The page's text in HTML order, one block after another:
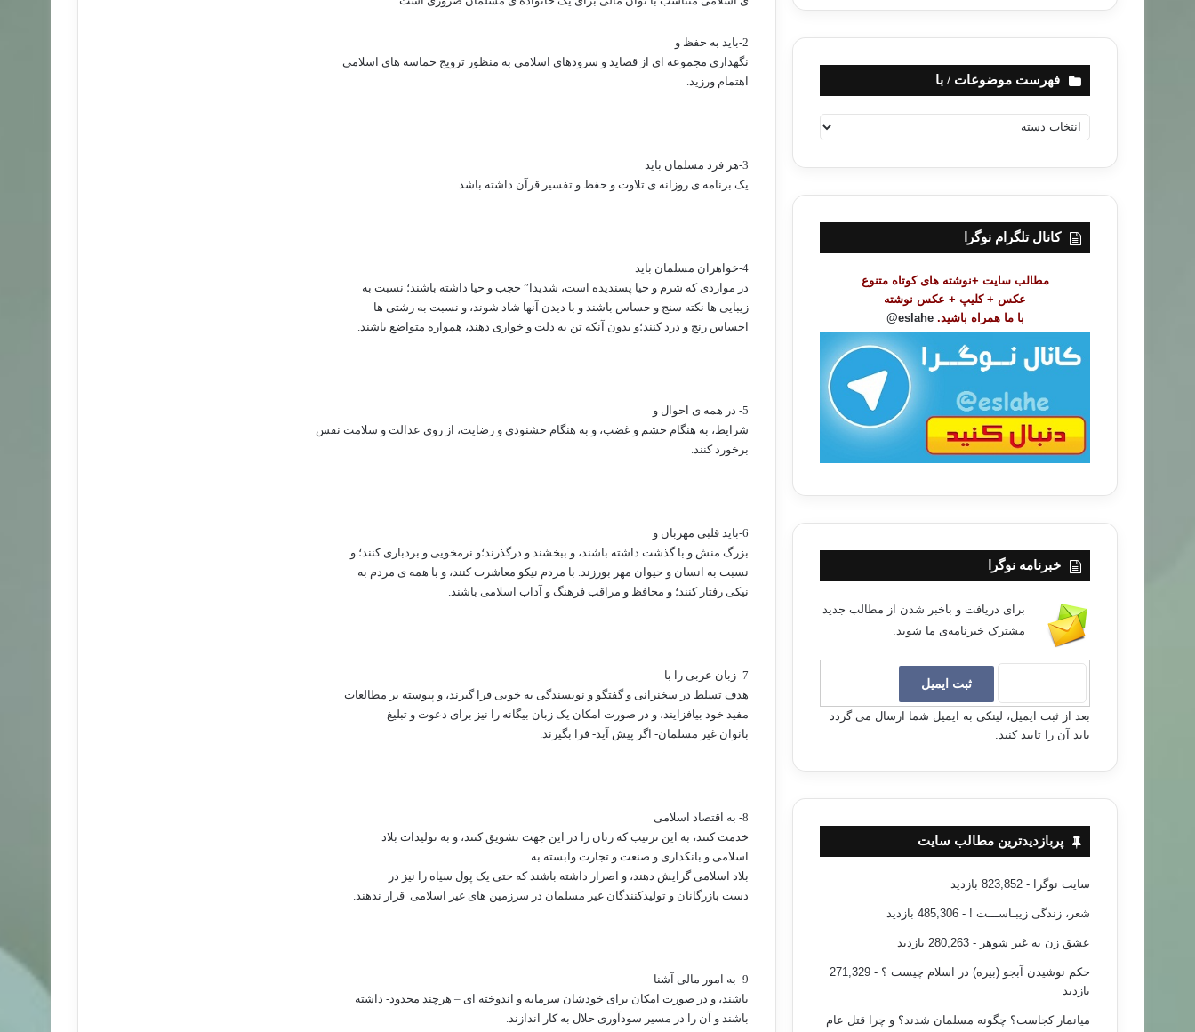
2-باید به حفظ و
نگهداری مجموعه ای از قصاید و سرودهای اسلامی به منظور ترویج حماسه های اسلامی
اهتمام ورزید.
3-هر فرد مسلمان باید
یک برنامه ی روزانه ی تلاوت و حفظ و تفسیر قرآن داشته باشد.
4-خواهران مسلمان باید
در مواردی که شرم و حیا پسندیده است، شدیدا” حجب و حیا داشته باشند؛ نسبت به
زیبایی ها نکته سنج و حساس باشند و با دیدن آنها شاد شوند، و نسبت به زشتی ها
احساس رنج و درد کنند؛و بدون آنکه تن به ذلت و خواری دهند، همواره متواضع باشند.
5- در همه ی احوال و
شرایط، به هنگام خشم و غضب، و به هنگام خشنودی و رضایت، از روی عدالت و سلامت نفس
برخورد کنند.
6-باید قلبی مهربان و
بزرگ منش و با گذشت داشته باشند، و ببخشند و درگذرند؛و نرمخویی و بردباری کنند؛ و
نسبت به انسان و حیوان مهر بورزند. با مردم نیکو معاشرت کنند، و با همه ی مردم به
نیکی رفتار کنند؛ و محافظ و مراقب فرهنگ و آداب اسلامی باشند.
7- زبان عربی را با
هدف تسلط در سخنرانی و گفتگو و نویسندگی به خوبی فرا گیرند، و پیوسته بر مطالعات
مفید خود بیافزایند، و در صورت امکان یک زبان بیگانه را نیز برای دعوت و تبلیغ
بانوان غیر مسلمان- اگر پیش آید- فرا بگیرند.
8- به اقتصاد اسلامی
خدمت کنند، به این ترتیب که زنان را در این جهت تشویق کنند، و به تولیدات بلاد
اسلامی و بانکداری و صنعت و تجارت وابسته به
بلاد اسلامی گرایش دهند، و اصرار داشته باشند که حتی یک پول سیاه را نیز در
دست بازرگانان و تولیدکنندگان غیر مسلمان در سرزمین های غیر اسلامی قرار ندهند.
9- به امور مالی آشنا
باشند، و در صورت امکان برای خودشان سرمایه و اندوخته ای – هرچند محدود- داشته
باشند و آن را در مسیر سودآوری حلال به کار اندازند.
فهرست موضوعات / با
ه
ت
ض
کانال تلگرام نوگرا
مطالب سایت +نوشته های کوتاه متنوع
عکس + کلیپ + عکس نوشته
با ما همراه باشید. eslahe@
خبرنامه نوگرا
برای دریافت و باخبر شدن از مطالب جدید
مشترک خبرنامه‌ی ما شوید.
بعد از ثبت ایمیل، لینکی به ایمیل شما ارسال می گردد
باید آن را تایید کنید.
پربازدیدترین مطالب سایت
سایت نوگرا - 823,852 بازدید
شعر، زندگی زیبـاســـت ! - 485,306 بازدید
عشق زن به غیر شوهر - 280,263 بازدید
حکم نوشیدن آبجو (بیره) در اسلام چیست ؟
- 271,329
بازدید
میانمار کجاست؟ چگونه مسلمان شدند؟ و چرا قتل عام